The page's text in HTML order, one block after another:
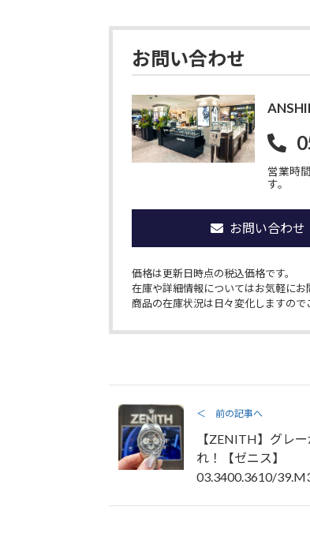
お問い合わせ
営業時
す。
お問い合わせ
価格は更新日時点の税込価格です。
在庫や詳細情報についてはお気軽にお
商品の在庫状況は日々変化しますので
＜ 前の記事へ
【ZENITH】グレ
れ！【ゼニス】
03.3400.3610/